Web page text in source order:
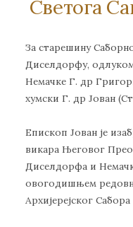
Светога
За старешину
Диселдорфу,
Немачке Г. др
хумски Г. др Јован
Епископ Јован је
викара Његовог
Диселдорфа и
овогодишњем
Архијерејског